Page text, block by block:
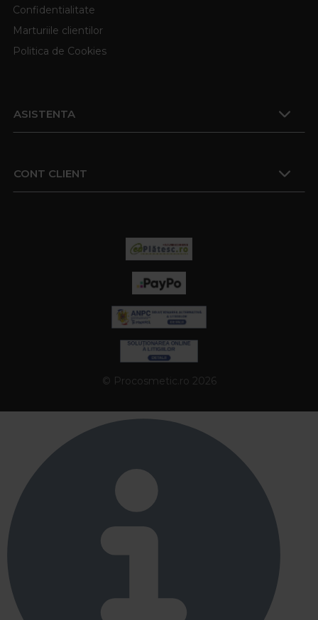
Confidentialitate
Marturiile clientilor
Politica de Cookies
ASISTENTA
CONT CLIENT
© Procosmetic.ro 2026